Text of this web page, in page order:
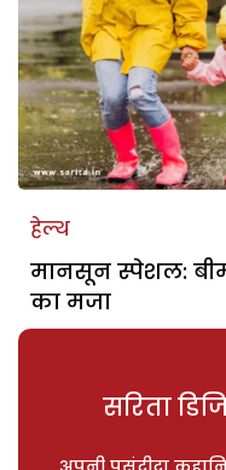
हेल्थ
मानसून स्पेशल:
का मजा
सरिता